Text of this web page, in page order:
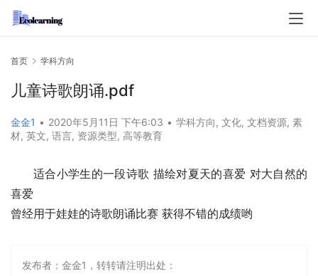
首页 学科方向
儿童诗歌朗诵.pdf
金金1 • 2020年5月11日 下午6:03 • 学科方向, 文化, 文档资源, 素
材, 英文, 语言, 资源类型, 高等教育
适合小学生的一段诗歌 描绘对夏天的喜爱 对大自然的
喜爱
曾经用于娃娃的诗歌朗诵比赛 获得不错的成绩哟
发布者：金金1，转转请注明出处：